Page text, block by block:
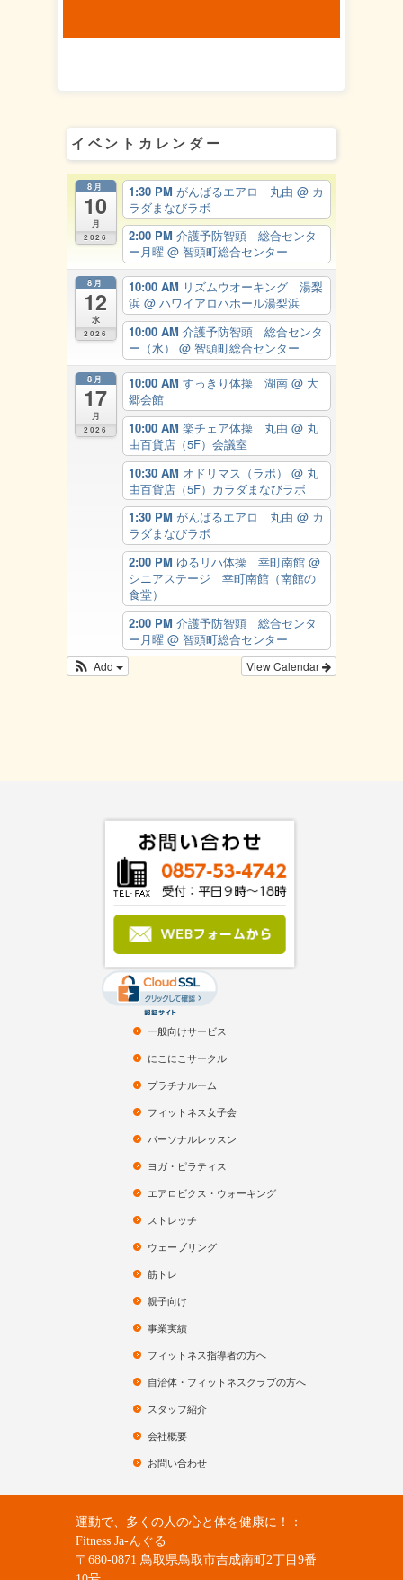
イベントカレンダー
8月
10
月
2026
1:30 PM がんばるエアロ 丸由 @ カ
ラダまなびラボ
2:00 PM 介護予防智頭 総合センタ
ー月曜 @ 智頭町総合センター
8月
12
水
2026
10:00 AM リズムウオーキング 湯梨
浜 @ ハワイアロハホール湯梨浜
10:00 AM 介護予防智頭 総合センタ
ー（水） @ 智頭町総合センター
8月
17
月
2026
10:00 AM すっきり体操 湖南 @ 大
郷会館
10:00 AM 楽チェア体操 丸由 @ 丸
由百貨店（5F）会議室
10:30 AM オドリマス（ラボ） @ 丸
由百貨店（5F）カラダまなびラボ
1:30 PM がんばるエアロ 丸由 @ カ
ラダまなびラボ
2:00 PM ゆるリハ体操 幸町南館 @
シニアステージ 幸町南館（南館の
食堂）
2:00 PM 介護予防智頭 総合センタ
ー月曜 @ 智頭町総合センター
View Calendar
Add
一般向けサービス
にこにこサークル
プラチナルーム
フィットネス女子会
パーソナルレッスン
ヨガ・ピラティス
エアロビクス・ウォーキング
ストレッチ
ウェーブリング
筋トレ
親子向け
事業実績
フィットネス指導者の方へ
自治体・フィットネスクラブの方へ
スタッフ紹介
会社概要
お問い合わせ
運動で、多くの人の心と体を健康に！：
Fitness Ja-んぐる
〒680-0871 鳥取県鳥取市吉成南町2丁目9番